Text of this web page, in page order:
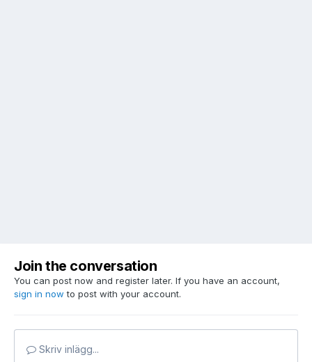
Join the conversation
You can post now and register later. If you have an account,
sign in now to post with your account.
Skriv inlägg...